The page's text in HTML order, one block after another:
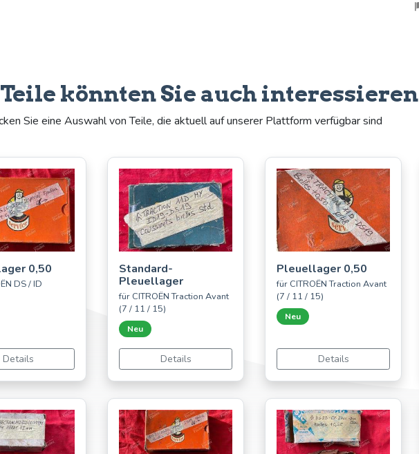
könnten Sie auch interessieren
Sie eine Auswahl von Teile, die aktuell auf unserer Plattform verfügbar sind
0,50
DS / ID
Details
Standard-
Pleuellager
für CITROËN Traction Avant
(7 / 11 / 15)
Neu
Details
Pleuellager 0,50
für CITROËN Traction Avant
(7 / 11 / 15)
Neu
Details